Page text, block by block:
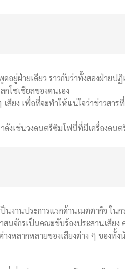
ยู่ฝ่ายเดียว ราวกับว่าทั้งสองฝ่ายป
โซเชียลของตนเอง
สียง เพื่อที่จะทำให้แน่ใจว่าข่าวสารที่
ดังเช่นวงดนตรีซิมโฟนี่ที่มีเครื่องดน
นงานประการแรกด้านเมตตากิจ ในก
นจักรเป็นคณะขับร้องประสานเสียง
หลากหลายของเสียงต่าง ๆ ของทั้ง